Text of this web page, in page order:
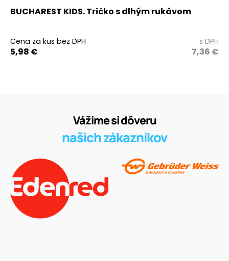
BUCHAREST KIDS. Tričko s dlhým rukávom
Cena za kus bez DPH
5,98 € 7,36 €
s DPH
Vážime si dôveru
našich zákazníkov